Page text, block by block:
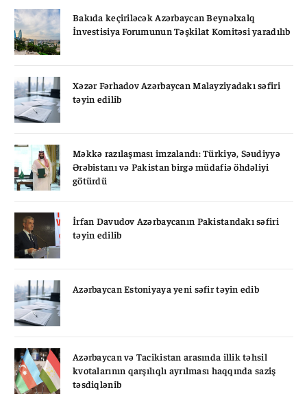
Bakıda keçiriləcək Azərbaycan Beynəlxalq
İnvestisiya Forumunun Təşkilat Komitəsi yaradılıb
Xəzər Fərhadov Azərbaycan Malayziyadakı səfiri
təyin edilib
Məkkə razılaşması imzalandı: Türkiyə, Səudiyyə
Ərəbistanı və Pakistan birgə müdafiə öhdəliyi
götürdü
İrfan Davudov Azərbaycanın Pakistandakı səfiri
təyin edilib
Azərbaycan Estoniyaya yeni səfir təyin edib
Azərbaycan və Tacikistan arasında illik təhsil
kvotalarının qarşılıqlı ayrılması haqqında saziş
təsdiqlənib